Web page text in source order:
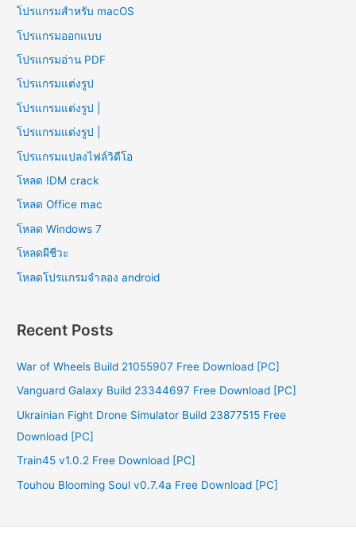
โปรแกรมสำหรับ macOS
โปรแกรมออกแบบ
โปรแกรมอ่าน PDF
โปรแกรมแต่งรูป
โปรแกรมแต่งรูป |
โปรแกรมแต่งรูป |
โปรแกรมแปลงไฟล์วิดีโอ
โหลด IDM crack
โหลด Office mac
โหลด Windows 7
โหลดผีชีวะ
โหลดโปรแกรมจําลอง android
Recent Posts
War of Wheels Build 21055907 Free Download [PC]
Vanguard Galaxy Build 23344697 Free Download [PC]
Ukrainian Fight Drone Simulator Build 23877515 Free
Download [PC]
Train45 v1.0.2 Free Download [PC]
Touhou Blooming Soul v0.7.4a Free Download [PC]